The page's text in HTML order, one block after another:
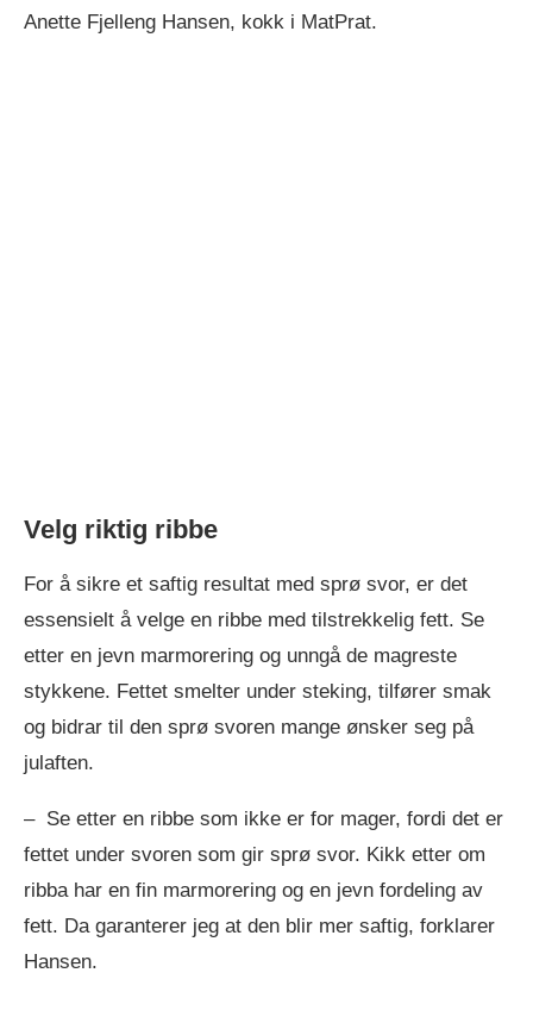
Anette Fjelleng Hansen, kokk i MatPrat.
Velg riktig ribbe
For å sikre et saftig resultat med sprø svor, er det
essensielt å velge en ribbe med tilstrekkelig fett. Se
etter en jevn marmorering og unngå de magreste
stykkene. Fettet smelter under steking, tilfører smak
og bidrar til den sprø svoren mange ønsker seg på
julaften.
– Se etter en ribbe som ikke er for mager, fordi det er
fettet under svoren som gir sprø svor. Kikk etter om
ribba har en fin marmorering og en jevn fordeling av
fett. Da garanterer jeg at den blir mer saftig, forklarer
Hansen.